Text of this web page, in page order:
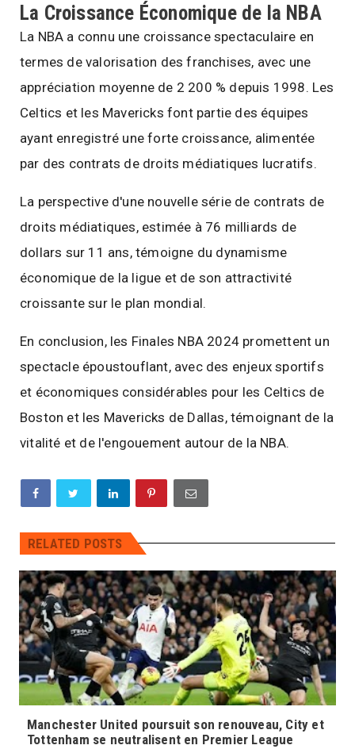
La Croissance Économique de la NBA
La NBA a connu une croissance spectaculaire en
termes de valorisation des franchises, avec une
appréciation moyenne de 2 200 % depuis 1998. Les
Celtics et les Mavericks font partie des équipes
ayant enregistré une forte croissance, alimentée
par des contrats de droits médiatiques lucratifs.
La perspective d'une nouvelle série de contrats de
droits médiatiques, estimée à 76 milliards de
dollars sur 11 ans, témoigne du dynamisme
économique de la ligue et de son attractivité
croissante sur le plan mondial.
En conclusion, les Finales NBA 2024 promettent un
spectacle époustouflant, avec des enjeux sportifs
et économiques considérables pour les Celtics de
Boston et les Mavericks de Dallas, témoignant de la
vitalité et de l'engouement autour de la NBA.
RELATED POSTS
Manchester United poursuit son renouveau, City et
Tottenham se neutralisent en Premier League